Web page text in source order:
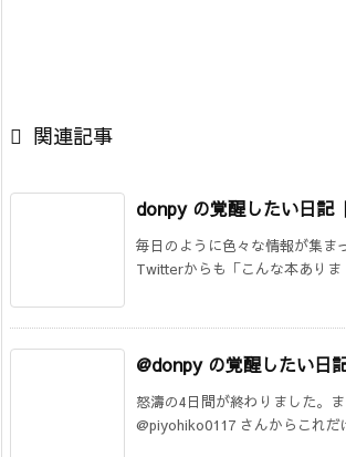
 関連記事
donpy の覚醒したい日記
毎日のように色々な情報が集ま
Twitterからも「こんな本ありま
@donpy の覚醒したい日
怒濤の4日間が終わりました。
@piyohiko0117 さんからこれだ